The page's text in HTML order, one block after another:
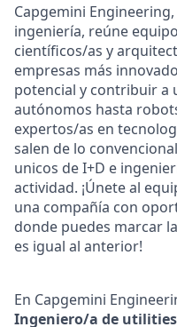
Capgemini
ingeniería, reúne
científicos/as y
empresas más
potencial y contribuir a
autónomos hasta
expertos/as en
salen de lo
unicos de I+D e
actividad. ¡Únete al
una compañía con
donde puedes marcar
es igual al anterior!
En Capgemini
Ingeniero/a de utilities